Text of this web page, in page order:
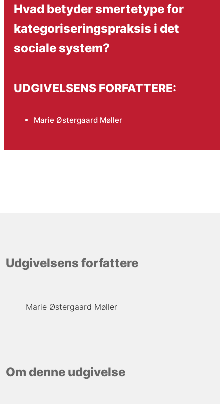
Hvad betyder smertetype for
kategoriseringspraksis i det
sociale system?
UDGIVELSENS FORFATTERE:
Marie Østergaard Møller
Udgivelsens forfattere
Marie Østergaard Møller
Om denne udgivelse